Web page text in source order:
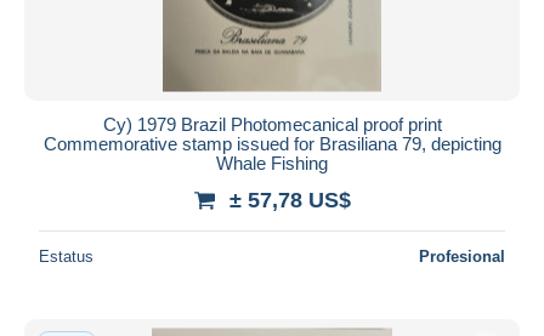
Cy) 1979 Brazil Photomecanical proof print
Commemorative stamp issued for Brasiliana 79, depicting
Whale Fishing
± 57,78 US$
Estatus Profesional